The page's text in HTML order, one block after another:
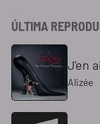
ÚLTIMA
J'en
Alizée